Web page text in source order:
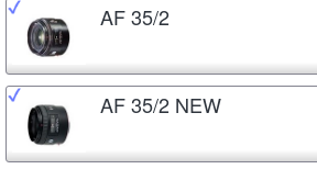
AF 35/2
AF 35/2 NEW